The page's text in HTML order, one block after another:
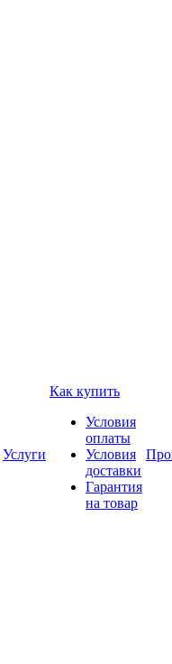
Услуги
Как купить
Условия
оплаты
Условия
доставки
Гарантия
на товар